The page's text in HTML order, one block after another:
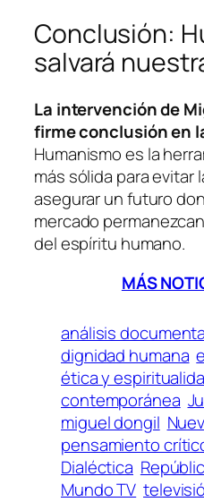
Conclusión:
salvará
La intervención de
firme conclusión en
Humanismo es la
más sólida para evitar
asegurar un futuro
mercado
del espíritu humano.
MÁS
análisis
dignidad humana
ética y
contemporánea
miguel dongil
pensamiento
Dialéctica
Mundo TV